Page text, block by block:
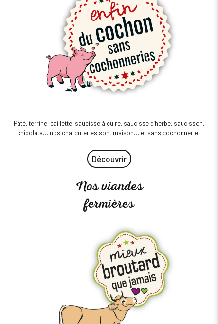
Pâté, terrine, caillette, saucisse à cuire, saucisse d’herbe, saucisson,
chipolata… nos charcuteries sont maison… et sans cochonnerie !
Découvrir
Nos viandes
fermières